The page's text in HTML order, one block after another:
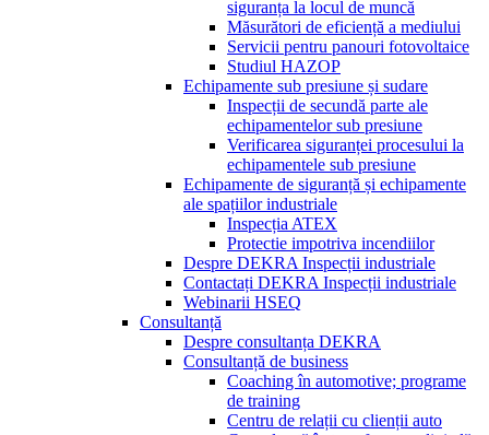
siguranța la locul de muncă
Măsurători de eficiență a mediului
Servicii pentru panouri fotovoltaice
Studiul HAZOP
Echipamente sub presiune și sudare
Inspecții de secundă parte ale
echipamentelor sub presiune
Verificarea siguranței procesului la
echipamentele sub presiune
Echipamente de siguranță și echipamente
ale spațiilor industriale
Inspecția ATEX
Protectie impotriva incendiilor
Despre DEKRA Inspecții industriale
Contactați DEKRA Inspecții industriale
Webinarii HSEQ
Consultanță
Despre consultanța DEKRA
Consultanță de business
Coaching în automotive; programe
de training
Centru de relații cu clienții auto